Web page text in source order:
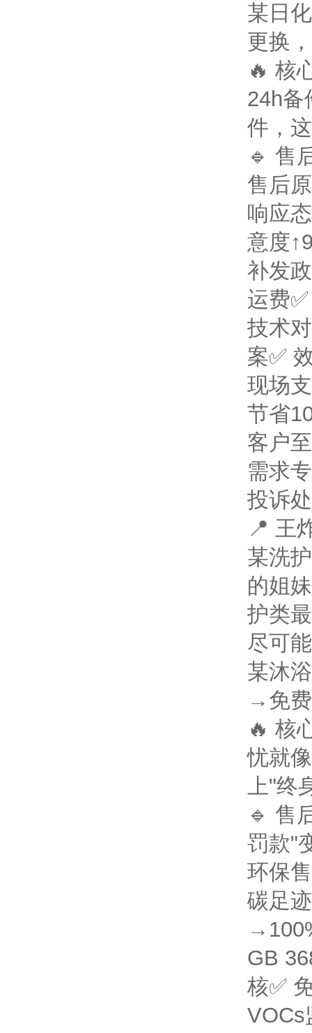
某日
更换
🔥 核
24h
件，
🔹 售
售后
响应
意度
补发
运费
技术
案✅
现场
节省
客户
需求
投诉
📍 王
某洗
的姐
护类
尽可
某沐
→免
🔥 核
忧就
上"终
🔹 售
罚款"
环保
碳足
GB
核✅
VOCs